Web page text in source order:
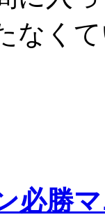
なく
必勝